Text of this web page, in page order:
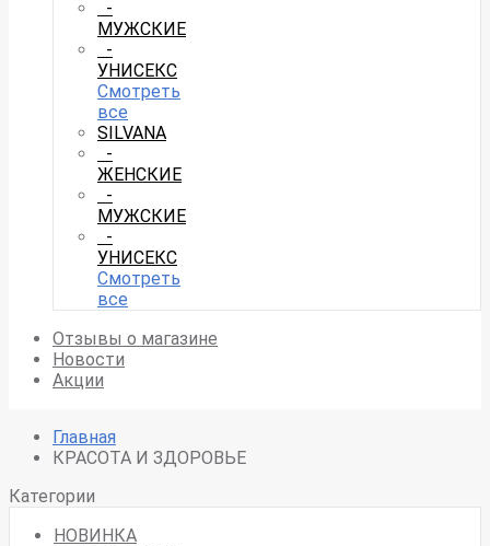
-
МУЖСКИЕ
-
УНИСЕКС
Смотреть
все
SILVANA
-
ЖЕНСКИЕ
-
МУЖСКИЕ
-
УНИСЕКС
Смотреть
все
Отзывы о магазине
Новости
Акции
Главная
КРАСОТА И ЗДОРОВЬЕ
Категории
НОВИНКА